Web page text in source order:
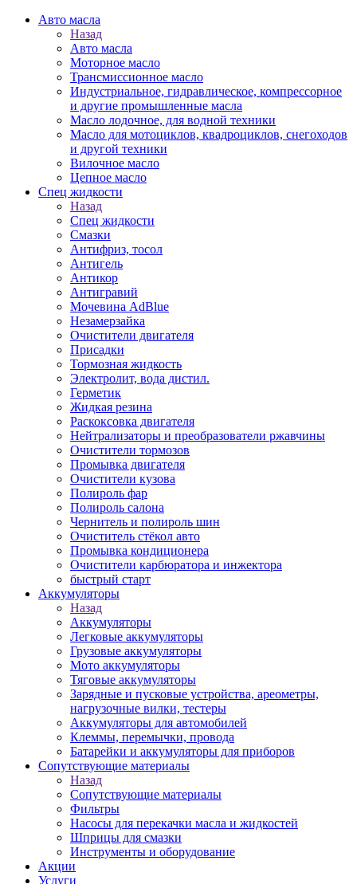
Авто масла
Назад
Авто масла
Моторное масло
Трансмиссионное масло
Индустриальное, гидравлическое, компрессорное
и другие промышленные масла
Масло лодочное, для водной техники
Масло для мотоциклов, квадроциклов, снегоходов
и другой техники
Вилочное масло
Цепное масло
Спец жидкости
Назад
Спец жидкости
Смазки
Антифриз, тосол
Антигель
Антикор
Антигравий
Мочевина AdBlue
Незамерзайка
Очистители двигателя
Присадки
Тормозная жидкость
Электролит, вода дистил.
Герметик
Жидкая резина
Раскоксовка двигателя
Нейтрализаторы и преобразователи ржавчины
Очистители тормозов
Промывка двигателя
Очистители кузова
Полироль фар
Полироль салона
Чернитель и полироль шин
Очиститель стёкол авто
Промывка кондиционера
Очистители карбюратора и инжектора
быстрый старт
Аккумуляторы
Назад
Аккумуляторы
Легковые аккумуляторы
Грузовые аккумуляторы
Мото аккумуляторы
Тяговые аккумуляторы
Зарядные и пусковые устройства, ареометры,
нагрузочные вилки, тестеры
Аккумуляторы для автомобилей
Клеммы, перемычки, провода
Батарейки и аккумуляторы для приборов
Сопутствующие материалы
Назад
Сопутствующие материалы
Фильтры
Насосы для перекачки масла и жидкостей
Шприцы для смазки
Инструменты и оборудование
Акции
Услуги